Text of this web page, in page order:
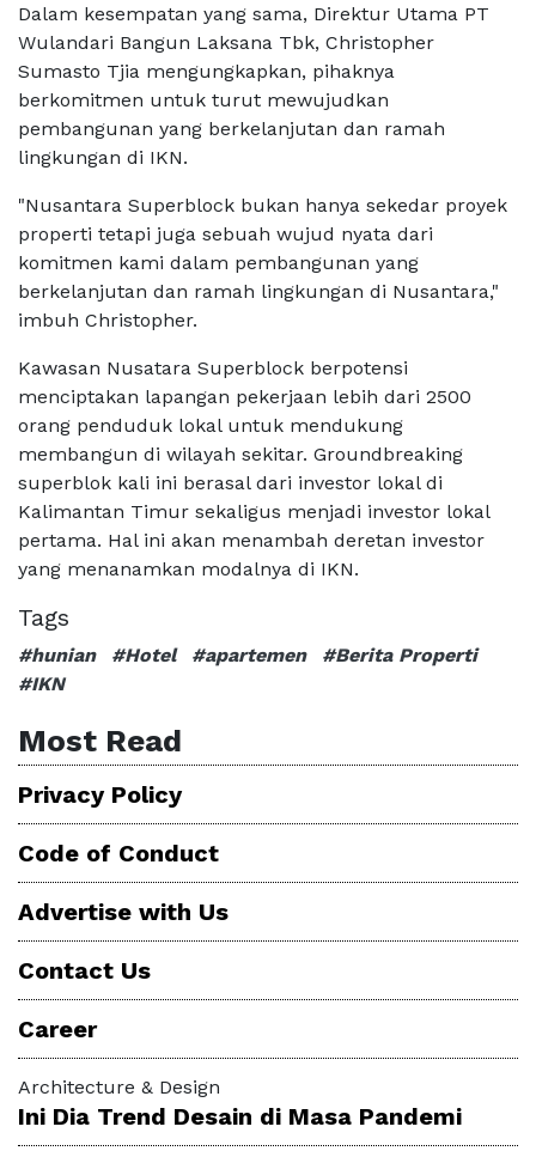
Dalam kesempatan yang sama, Direktur Utama PT
Wulandari Bangun Laksana Tbk, Christopher
Sumasto Tjia mengungkapkan, pihaknya
berkomitmen untuk turut mewujudkan
pembangunan yang berkelanjutan dan ramah
lingkungan di IKN.
"Nusantara Superblock bukan hanya sekedar proyek
properti tetapi juga sebuah wujud nyata dari
komitmen kami dalam pembangunan yang
berkelanjutan dan ramah lingkungan di Nusantara,"
imbuh Christopher.
Kawasan Nusatara Superblock berpotensi
menciptakan lapangan pekerjaan lebih dari 2500
orang penduduk lokal untuk mendukung
membangun di wilayah sekitar. Groundbreaking
superblok kali ini berasal dari investor lokal di
Kalimantan Timur sekaligus menjadi investor lokal
pertama. Hal ini akan menambah deretan investor
yang menanamkan modalnya di IKN.
Tags
#hunian #Hotel #apartemen
#Berita Properti
#IKN
Most Read
Privacy Policy
Code of Conduct
Advertise with Us
Contact Us
Career
Architecture & Design
Ini Dia Trend Desain di Masa Pandemi